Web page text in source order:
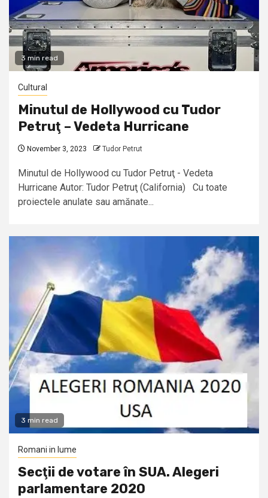
3 min read
Cultural
Minutul de Hollywood cu Tudor
Petruţ – Vedeta Hurricane
November 3, 2023 Tudor Petrut
Minutul de Hollywood cu Tudor Petruţ - Vedeta
Hurricane Autor: Tudor Petruţ (California) Cu toate
proiectele anulate sau amănate...
3 min read
Romani in lume
Secţii de votare în SUA. Alegeri
parlamentare 2020